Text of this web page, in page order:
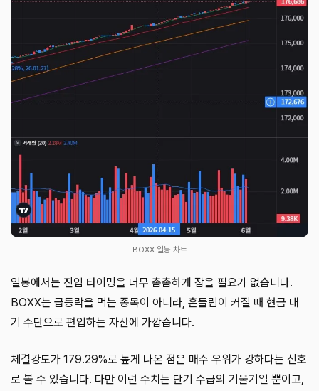
BOXX 일봉 차트
일봉에서는 진입 타이밍을 너무 촘촘하게 잡을 필요가 없습니다.
BOXX는 급등락을 먹는 종목이 아니라, 흔들림이 커질 때 현금 대
기 수단으로 편입하는 자산에 가깝습니다.
체결강도가 179.29%로 높게 나온 점은 매수 우위가 강하다는 신호
로 볼 수 있습니다. 다만 이런 수치는 단기 수급의 기울기일 뿐이고,